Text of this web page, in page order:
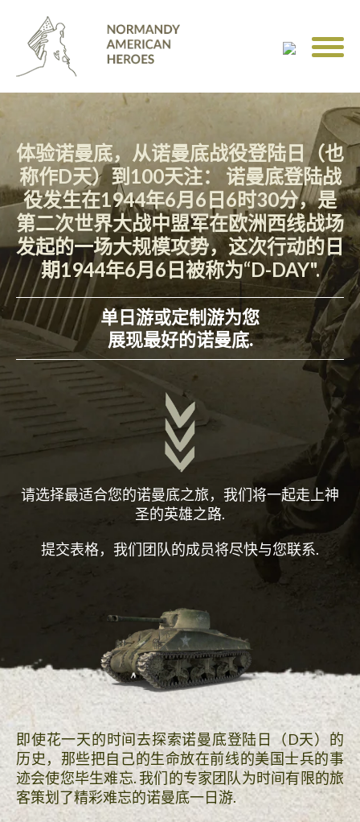
体验诺曼底，从诺曼底战役登陆日（也
称作D天）到100天注： 诺曼底登陆战
役发生在1944年6月6日6时30分，是
第二次世界大战中盟军在欧洲西线战场
发起的一场大规模攻势，这次行动的日
期1944年6月6日被称为“D-DAY".
单日游或定制游为您
展现最好的诺曼底.
请选择最适合您的诺曼底之旅，我们将一起走上神
圣的英雄之路.
提交表格，我们团队的成员将尽快与您联系.
即使花一天的时间去探索诺曼底登陆日（D天）的
历史，那些把自己的生命放在前线的美国士兵的事
迹会使您毕生难忘. 我们的专家团队为时间有限的旅
客策划了精彩难忘的诺曼底一日游.